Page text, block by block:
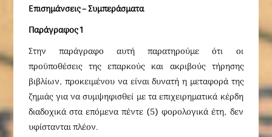
Επισημάνσεις – Συμπεράσματα
Παράγραφος 1
Στην παράγραφο αυτή παρατηρούμε ότι οι
προϋποθέσεις της επαρκούς και ακριβούς τήρησης
βιβλίων, προκειμένου να είναι δυνατή η μεταφορά της
ζημιάς για να συμψηφισθεί με τα επιχειρηματικά κέρδη
διαδοχικά στα επόμενα πέντε (5) φορολογικά έτη, δεν
υφίστανται πλέον.